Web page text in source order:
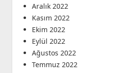
Aralık 2022
Kasım 2022
Ekim 2022
Eylül 2022
Ağustos 2022
Temmuz 2022